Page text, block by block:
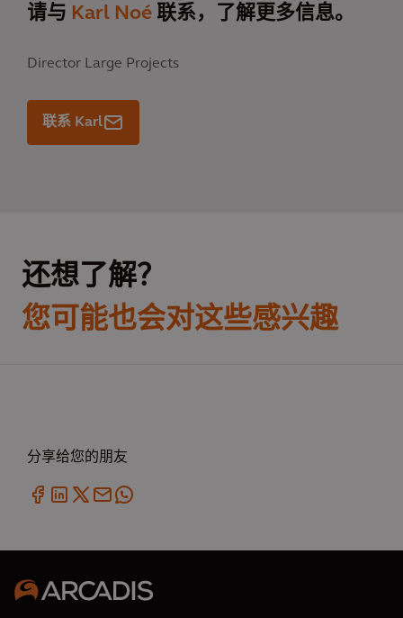
请与 Karl Noé 联系，了解更多信息。
Director Large Projects
联系 Karl
还想了解？
您可能也会对这些感兴趣
分享给您的朋友